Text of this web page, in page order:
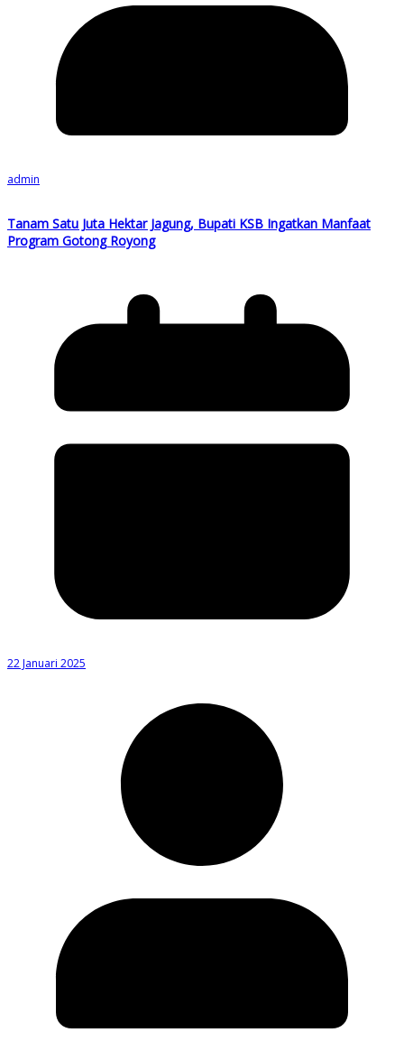
admin
Tanam Satu Juta Hektar Jagung, Bupati KSB Ingatkan Manfaat
Program Gotong Royong
22 Januari 2025